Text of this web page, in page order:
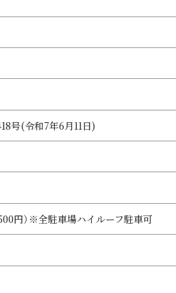
号(令和7年6月11日)
円）※全駐車場ハイルーフ駐車可